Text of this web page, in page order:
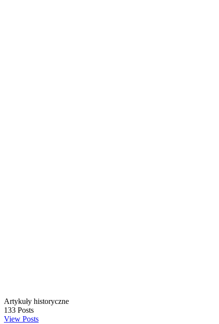
Artykuły historyczne
133 Posts
View Posts